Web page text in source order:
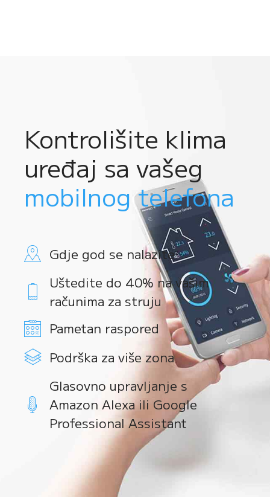
Kontrolišite klima
uređaj sa vašeg
mobilnog telefona
Gdje god se nalazite
Uštedite do 40% na vašim
računima za struju
Pametan raspored
Podrška za više zona
Glasovno upravljanje s
Amazon Alexa ili Google
Professional Assistant